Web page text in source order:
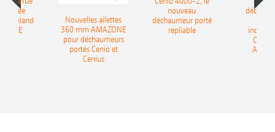
portée
Onland
Nouvelles ailettes
360 mm AMAZONE
pour déchaumeurs
portés Cenio et
Cenius
nouveau
déchaumeur porté
repliable